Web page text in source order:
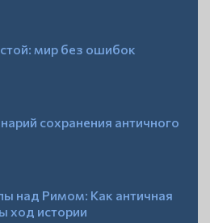
мир без ошибок
сохранения античного
над Римом: Как античная
ход истории